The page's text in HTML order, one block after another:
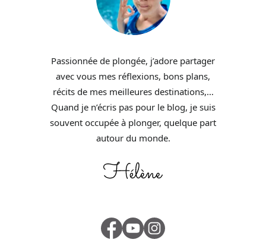
Passionnée de plongée, j’adore partager
avec vous mes réflexions, bons plans,
récits de mes meilleures destinations,…
Quand je n’écris pas pour le blog, je suis
souvent occupée à plonger, quelque part
autour du monde.